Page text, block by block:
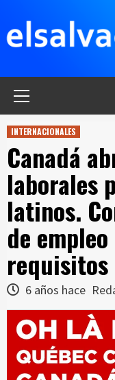
contenido
INTERNACIONALES
Canadá
laborales
latinos.
de
requisitos
6 años hace